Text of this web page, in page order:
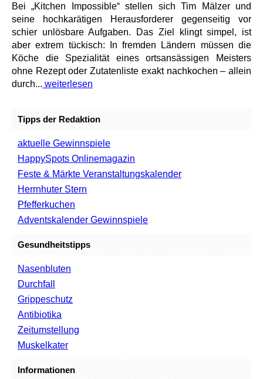
Bei „Kitchen Impossible“ stellen sich Tim Mälzer und
seine hochkarätigen Herausforderer gegenseitig vor
schier unlösbare Aufgaben. Das Ziel klingt simpel, ist
aber extrem tückisch: In fremden Ländern müssen die
Köche die Spezialität eines ortsansässigen Meisters
ohne Rezept oder Zutatenliste exakt nachkochen – allein
durch... weiterlesen
Tipps der Redaktion
aktuelle Gewinnspiele
HappySpots Onlinemagazin
Feste & Märkte Veranstaltungskalender
Herrnhuter Stern
Pfefferkuchen
Adventskalender Gewinnspiele
Gesundheitstipps
Nasenbluten
Durchfall
Grippeschutz
Antibiotika
Zeitumstellung
Muskelkater
Informationen